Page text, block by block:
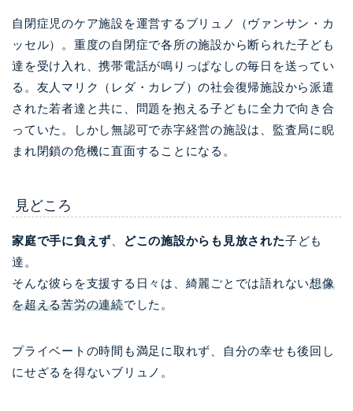
自閉症児のケア施設を運営するブリュノ（ヴァンサン・カ
ッセル）。重度の自閉症で各所の施設から断られた子ども
達を受け入れ、携帯電話が鳴りっぱなしの毎日を送ってい
る。友人マリク（レダ・カレブ）の社会復帰施設から派遣
された若者達と共に、問題を抱える子どもに全力で向き合
っていた。しかし無認可で赤字経営の施設は、監査局に睨
まれ閉鎖の危機に直面することになる。
見どころ
家庭で手に負えず どこの施設からも見放された子ども
達。
そんな彼らを支援する日々は、綺麗ごとでは語れない想像
を超える苦労の連続でした。
プライベートの時間も満足に取れず、自分の幸せも後回し
にせざるを得ないブリュノ。